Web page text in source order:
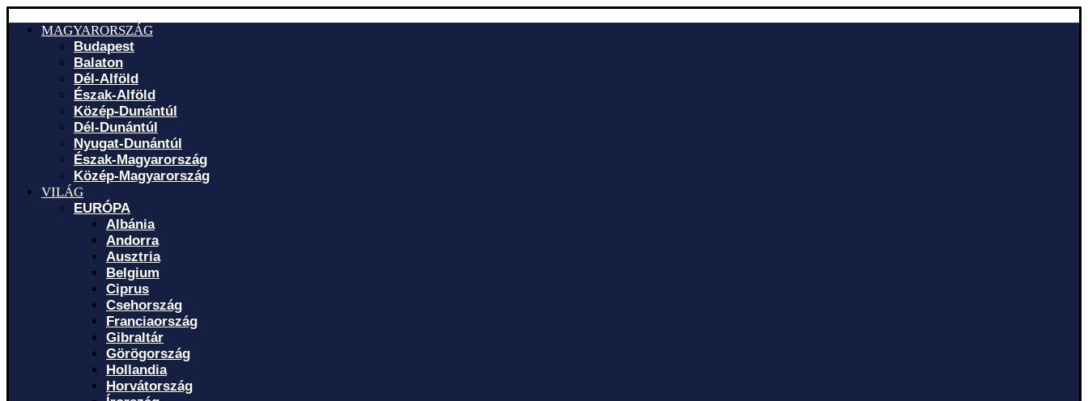
MAGYARORSZÁG
Budapest
Balaton
Dél-Alföld
Észak-Alföld
Közép-Dunántúl
Dél-Dunántúl
Nyugat-Dunántúl
Észak-Magyarország
Közép-Magyarország
VILÁG
EURÓPA
Albánia
Andorra
Ausztria
Belgium
Ciprus
Csehország
Franciaország
Gibraltár
Görögország
Hollandia
Horvátország